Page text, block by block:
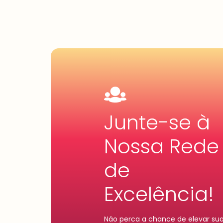
Junte-se à
Nossa Rede
de
Excelência!
Não perca a chance de elevar